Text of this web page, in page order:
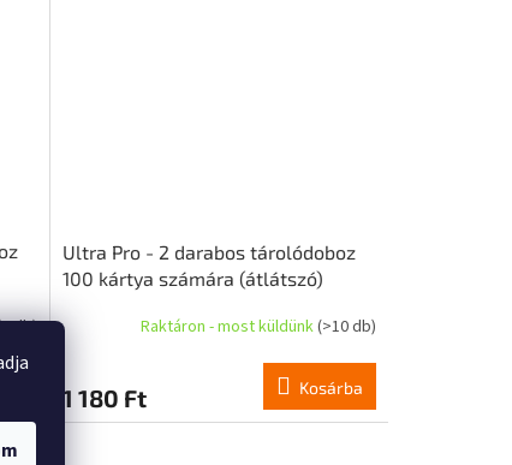
db)
Ultra Pro - 2 darabos tárolódoboz
100 kártya számára (átlátszó)
Raktáron - most küldünk(>10 db)
1 180 Ft Kosárba